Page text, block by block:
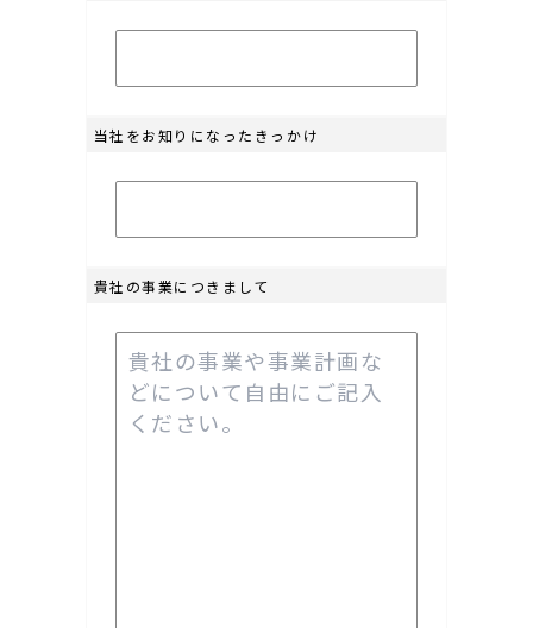
当社をお知りになったきっかけ
貴社の事業につきまして